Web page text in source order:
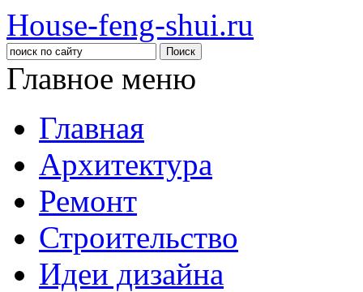
House-feng-shui.ru
Главное меню
Главная
Архитектура
Ремонт
Строительство
Идеи дизайна